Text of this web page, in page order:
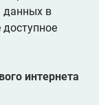
данных в
доступное
интернета